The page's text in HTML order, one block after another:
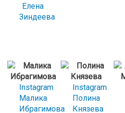
Елена
Зиндеева
Instagram
Малика
Ибрагимова
Instagram
Полина
Князева